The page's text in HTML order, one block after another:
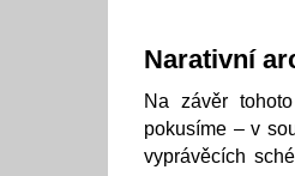
Narativní
Na závěr
pokusíme – v
vyprávěcích